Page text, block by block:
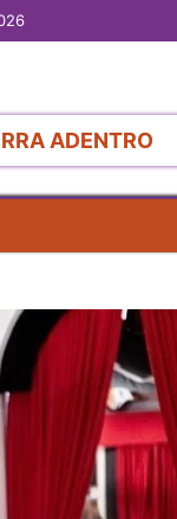
ADENTRO